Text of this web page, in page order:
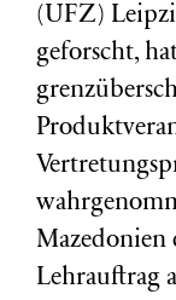
(UFZ)
geforscht,
Mazedonien
Lehrauftrag